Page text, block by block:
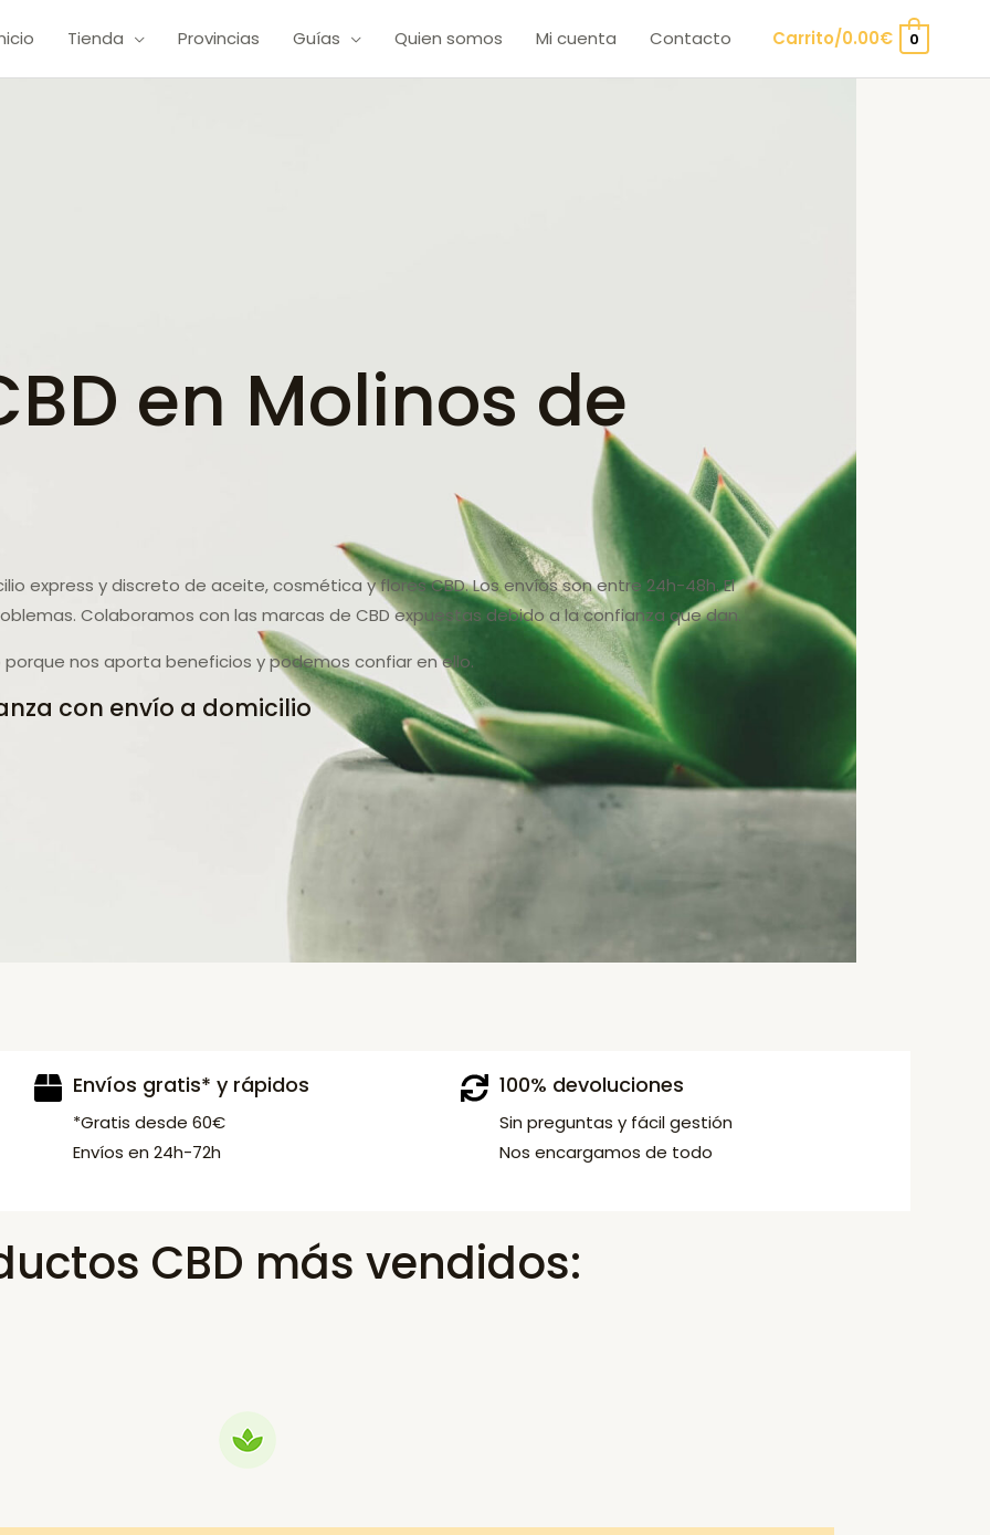
Tienda Provincias Guías Quien somos Mi cuenta Contacto Carrito/0.00€ 0
en Molinos de
express y discreto de aceite, cosmética y flores CBD. Los envíos son entre 24h-48h. El
Colaboramos con las marcas de CBD expuestas debido a la confianza que dan.
nos aporta beneficios y podemos confiar en ello.
con envío a domicilio
Envíos gratis* y rápidos
*Gratis desde 60€
Envíos en 24h-72h
100% devoluciones
Sin preguntas y fácil gestión
Nos encargamos de todo
CBD más vendidos: